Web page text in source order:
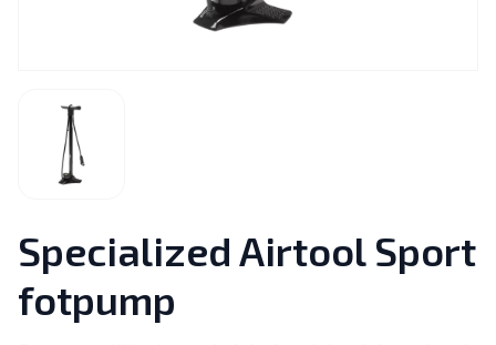
Specialized Airtool Sport
fotpump